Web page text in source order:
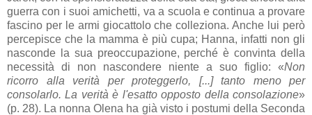
guerra con i suoi amichetti, va a scuola e continua a provare
fascino per le armi giocattolo che colleziona. Anche lui però
percepisce che la mamma è più cupa; Hanna, infatti non gli
nasconde la sua preoccupazione, perché è convinta della
necessità di non nascondere niente a suo figlio: «Non
ricorro alla verità per proteggerlo, [...] tanto meno per
consolarlo. La verità è l'esatto opposto della consolazione»
(p. 28). La nonna Olena ha già visto i postumi della Seconda